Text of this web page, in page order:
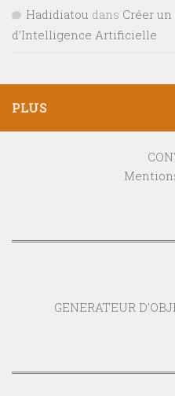
Hadidiatou dans Créer
d’Intelligence Artificielle
PLUS
GENERATEUR